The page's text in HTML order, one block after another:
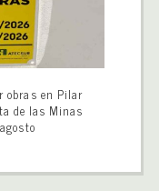
obras en Pilar
de las Minas